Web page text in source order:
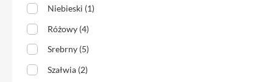
AirTag
Ładowarki
iPhone
Kable
i
Niebieski (1)
Różowy (4)
Srebrny (5)
Szałwia (2)